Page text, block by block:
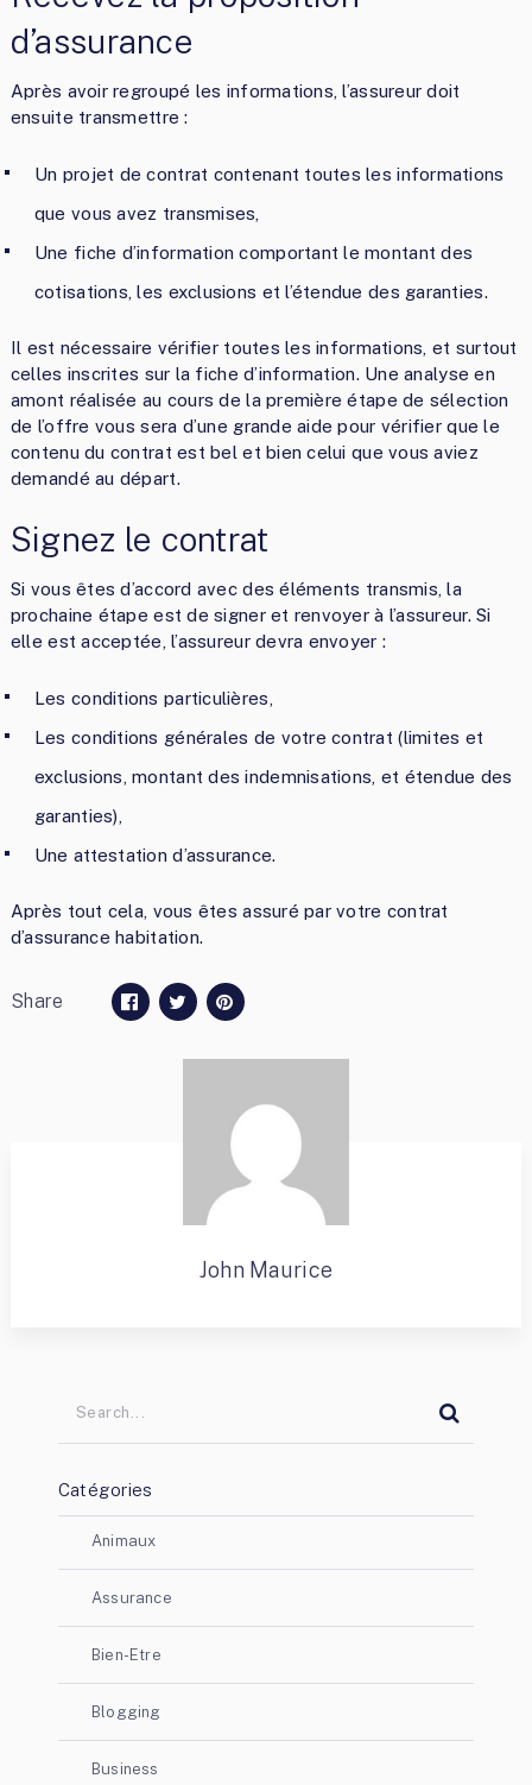
d’assurance
Après avoir regroupé les informations, l’assureur doit
ensuite transmettre :
Un projet de contrat contenant toutes les informations
que vous avez transmises,
Une fiche d’information comportant le montant des
cotisations, les exclusions et l’étendue des garanties.
Il est nécessaire vérifier toutes les informations, et surtout
celles inscrites sur la fiche d’information. Une analyse en
amont réalisée au cours de la première étape de sélection
de l’offre vous sera d’une grande aide pour vérifier que le
contenu du contrat est bel et bien celui que vous aviez
demandé au départ.
Signez le contrat
Si vous êtes d’accord avec des éléments transmis, la
prochaine étape est de signer et renvoyer à l’assureur. Si
elle est acceptée, l’assureur devra envoyer :
Les conditions particulières,
Les conditions générales de votre contrat (limites et
exclusions, montant des indemnisations, et étendue des
garanties),
Une attestation d’assurance.
Après tout cela, vous êtes assuré par votre contrat
d’assurance habitation.
Share
John Maurice
Catégories
Animaux
Assurance
Bien-Etre
Blogging
Business